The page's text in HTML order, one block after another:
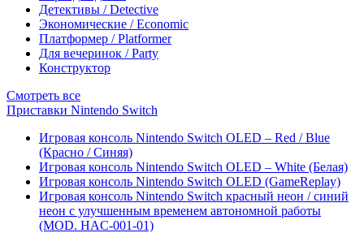
Детективы / Detective
Экономические / Economic
Платформер / Platformer
Для вечеринок / Party
Конструктор
Смотреть все
Приставки Nintendo Switch
Игровая консоль Nintendo Switch OLED – Red / Blue
(Красно / Синяя)
Игровая консоль Nintendo Switch OLED – White (Белая)
Игровая консоль Nintendo Switch OLED (GameReplay)
Игровая консоль Nintendo Switch красный неон / синий
неон с улучшенным временем автономной работы
(MOD. HAC-001-01)